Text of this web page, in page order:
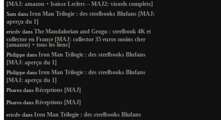
[MAJ: amazon + baisse Leclerc – MAJ2: visuels complets]
Sam dans Iron Man Trilogie : des steelbooks Blufans [MAJ:
aperçu du 1]
ericdv dans The Mandalorian and Grogu : steelbook 4K et
collector en France [MAJ: collector 35 euros moins cher
(amazon) + tous les liens]
Philippe dans Iron Man Trilogie : des steelbooks Blufans
[MAJ: aperçu du 1]
Philippe dans Iron Man Trilogie : des steelbooks Blufans
[MAJ: aperçu du 1]
Pharos dans Réceptions [MAJ]
Pharos dans Réceptions [MAJ]
ericdv dans Iron Man Trilogie : des steelbooks Blufans